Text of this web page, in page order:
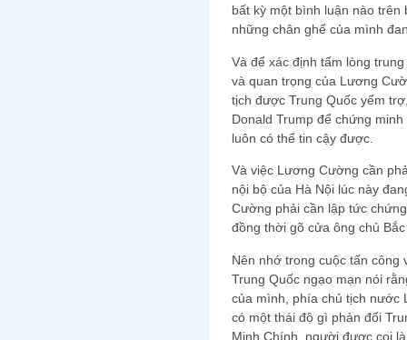
bất kỳ một bình luận nào
những chân ghế của mình
Và để xác định tấm lòng
và quan trọng của Lương
tịch được Trung Quốc yểm
Donald Trump để chứng
luôn có thể tin cậy được.
Và việc Lương Cường cần
nội bộ của Hà Nội lúc này
Cường phải cần lập tức
đồng thời gõ cửa ông chủ
Nên nhớ trong cuộc tấn công
Trung Quốc ngạo mạn nói
của mình, phía chủ tịch nước
có một thái độ gì phản đối
Minh Chính, người được coi